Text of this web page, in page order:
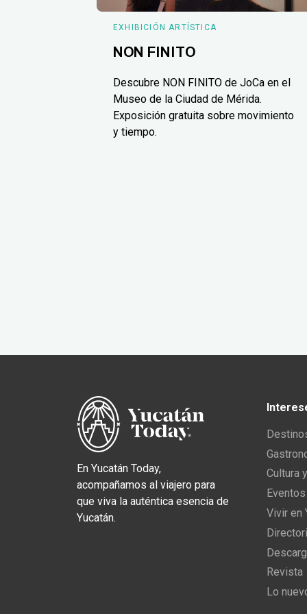
EXHIBICIÓN ARTÍSTICA
NON FINITO
Descubre NON FINITO de JoCa en el
Museo de la Ciudad de Mérida.
Exposición gratuita sobre movimiento
y tiempo.
En Yucatán Today,
acompañamos al viajero para
que viva la auténtica esencia de
Yucatán.
Cultura
Vivir en
Revista
Lo